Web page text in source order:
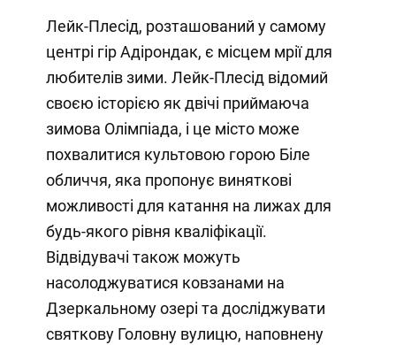
Лейк-Плесід, розташований у самому
центрі гір Адірондак, є місцем мрії для
любителів зими. Лейк-Плесід відомий
своєю історією як двічі приймаюча
зимова Олімпіада, і це місто може
похвалитися культовою горою Біле
обличчя, яка пропонує виняткові
можливості для катання на лижах для
будь-якого рівня кваліфікації.
Відвідувачі також можуть
насолоджуватися ковзанами на
Дзеркальному озері та досліджувати
святкову Головну вулицю, наповнену